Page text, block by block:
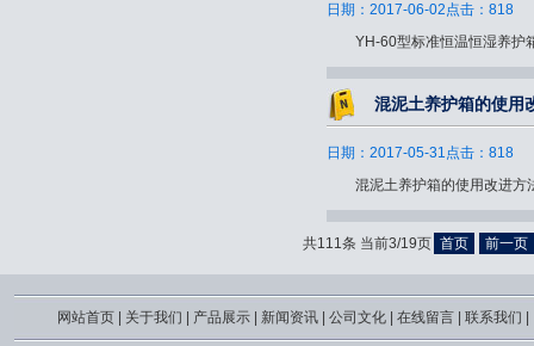
日期：2017-06-02点击：818
YH-60型标准恒温恒湿养护
混泥土养护箱的使用
日期：2017-05-31点击：818
混泥土养护箱的使用改进方
共111条 当前3/19页 首页 前一页
网站首页| 关于我们 产品展示| 新闻资讯| 公司文化| 在线留言| 联系我们